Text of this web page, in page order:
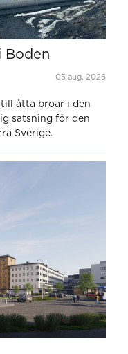
Boden
05 aug. 2026
till åtta broar i den
satsning för den
Sverige.